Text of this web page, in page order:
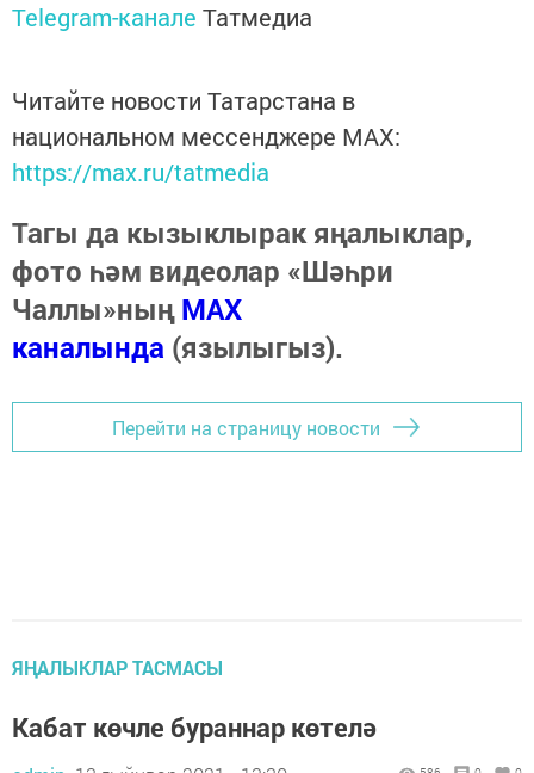
Telegram-канале Татмедиа
Читайте новости Татарстана в
национальном мессенджере MАХ:
https://max.ru/tatmedia
Тагы да кызыклырак яңалыклар,
фото һәм видеолар «Шәһри
Чаллы»ныңMAX
каналында (язылыгыз).
Перейти на страницу новости
ЯҢАЛЫКЛАР ТАСМАСЫ
Кабат көчле бураннар көтелә